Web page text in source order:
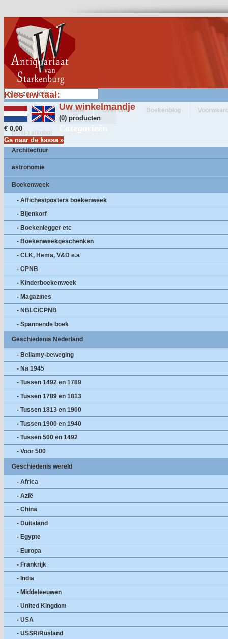
Kies uw taal:
Uw winkelmandje
(0) producten
€ 0,00
Ga naar de kassa »
Home Over ons Boekenblog
Categorieën
(Anti-) alkohol
Architectuur
astronomie
Boekenweek
- Affiches/posters boekenweek
- Bijenkorf
- Boekenlegger etc
- Boekenweekgeschenken
- CLK, Hema, V&D e.a
- CPNB
- Kinderboekenweek
- Magazines
- NBLC/CPNB
- Spannende boek
Geschiedenis Nederland
- Bellamy-beweging
- Na 1945
- Tussen 1492 en 1789
- Tussen 1789 en 1813
- Tussen 1813 en 1900
- Tussen 1900 en 1940
- Tussen 500 en 1492
- Voor 500
Geschiedenis wereld
- Africa
- Azië
- China
- Duitsland
- Egypte
- Europa
- Frankrijk
- India
- Middeleeuwen
- United Kingdom
- USA
- USSR/Rusland